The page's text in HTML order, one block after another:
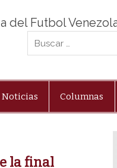
del Futbol
Noticias Columnas
la final